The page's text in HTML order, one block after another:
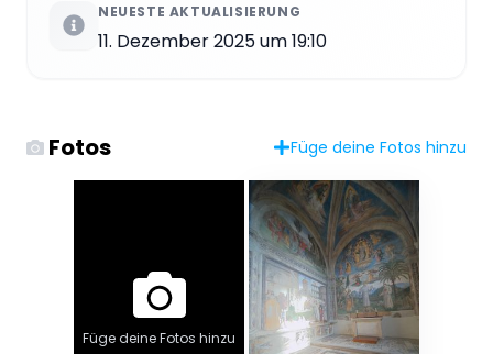
NEUESTE AKTUALISIERUNG
11. Dezember 2025 um 19:10
Fotos Füge deine Fotos hinzu
Füge deine Fotos hinzu